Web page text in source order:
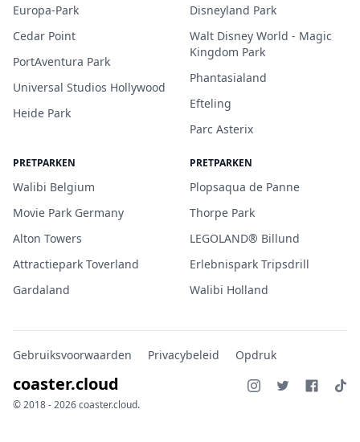
Europa-Park
Cedar Point
PortAventura Park
Universal Studios Hollywood
Heide Park
Disneyland Park
Walt Disney World - Magic
Kingdom Park
Phantasialand
Efteling
Parc Asterix
PRETPARKEN
Walibi Belgium
Movie Park Germany
Alton Towers
Attractiepark Toverland
Gardaland
PRETPARKEN
Plopsaqua de Panne
Thorpe Park
LEGOLAND® Billund
Erlebnispark Tripsdrill
Walibi Holland
Gebruiksvoorwaarden Privacybeleid Opdruk
coaster.cloud
© 2018 - 2026 coaster.cloud.